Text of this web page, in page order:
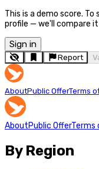
This is a demo score.
profile — we'll compare
Sign in
Report
AboutPublic OfferTerms
AboutPublic OfferTerms
By Region